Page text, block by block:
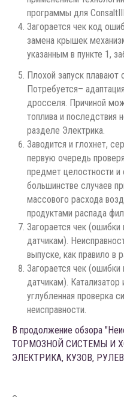
программы для
Загорается чек код
замена крышек
указанным в пункте 1,
Плохой запуск плавают
Потребуется–
дросселя. Причиной
топлива и последствия
разделе Электрика.
Заводится и глохнет,
первую очередь
предмет целостности и
большинстве случаев
массового расхода
продуктами распада
Загорается чек
датчикам).
выпуске, как правило в
Загорается чек
датчикам). Катализатор
углубленная проверка
неисправности.
В продолжение обзора
ТОРМОЗНОЙ СИСТЕМЫ И
ЭЛЕКТРИКА, КУЗОВ,